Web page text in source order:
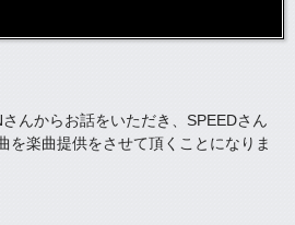
んからお話をいただき、SPEEDさん
を楽曲提供をさせて頂くことになりま